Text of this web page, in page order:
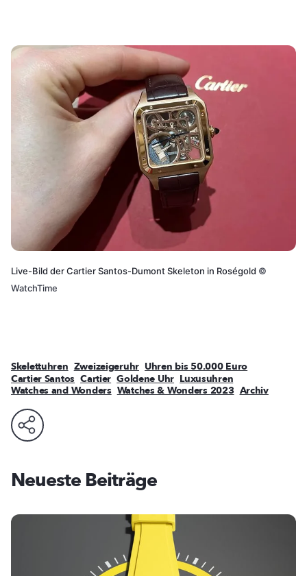
Live-Bild der Cartier Santos-Dumont Skeleton in Roségold ©
WatchTime
Skelettuhren Zweizeigeruhr Uhren bis 50.000 Euro
Cartier Santos Cartier Goldene Uhr Luxusuhren
Watches and Wonders Watches & Wonders 2023 Archiv
Neueste Beiträge